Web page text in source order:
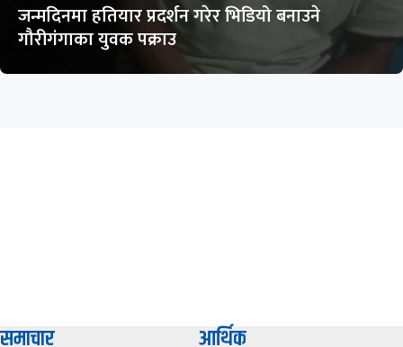
जन्मदिनमा हतियार प्रदर्शन गरेर भिडियो बनाउने
गौरीगंगाका युवक पक्राउ
समाचार आर्थिक